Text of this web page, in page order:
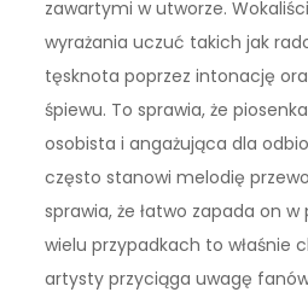
zawartymi w utworze.
wyrażania uczuć takich jak
tęsknota poprzez intonację
śpiewu. To sprawia, że
osobista i angażująca dla
często stanowi melodię
sprawia, że łatwo zapada on
wielu przypadkach to właśnie
artysty przyciąga uwagę